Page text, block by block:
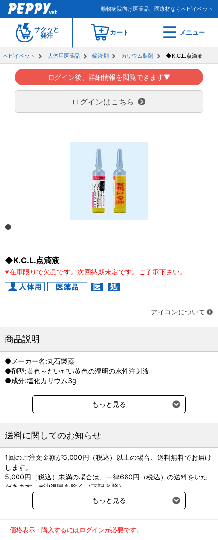
動物病院向け医薬品、医療材ならペピイベット
サクッと
発注
カート メニュー
ペピイベット 人体用医薬品 輸液剤 カリウム製剤 ◆K.C.L.点滴液
ログイン後、詳細情報を閲覧できます▼
ログインはこちら
◆K.C.L.点滴液
※在庫限りで欠品です。次回納期未定です。ご了承下さい。
アイコンについて
商品説明
●メーカー名:丸石製薬
●剤型:黄色～だいだい黄色の澄明の水性注射液
●成分:塩化カリウム3g
もっと見る
送料に関してのお知らせ
1回のご注文金額が5,000円（税込）以上の場合、送料無料でお届け
します。
5,000円（税込）未満の場合は、一律660円（税込）の送料をいた
だきます。※沖縄県を除く（下記参照）
※2017年11月14日（火）より沖縄県へのお届けにつきましては、1
回のご注文金額（税込）が、30,000円以上で配送無料となります。
ご了承のほどよろしくお願い致します。
弊社都合でお届けが２回以上に分かれる場合の送料負担は、１回分
もっと見る
価格表示・購入するにはログインが必要です。